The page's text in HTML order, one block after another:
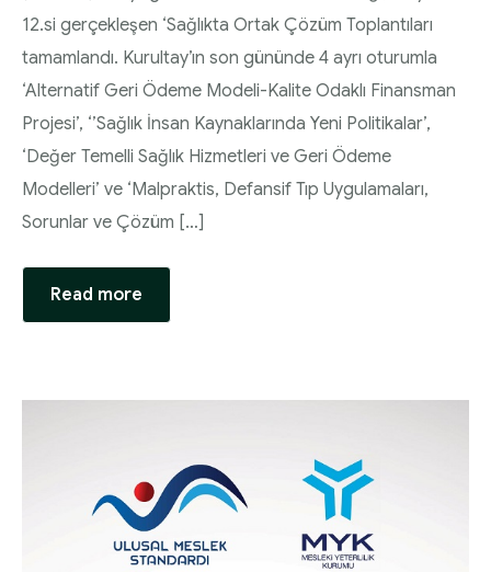
12.si gerçekleşen ‘Sağlıkta Ortak Çözüm Toplantıları
tamamlandı. Kurultay’ın son gününde 4 ayrı oturumla
‘Alternatif Geri Ödeme Modeli-Kalite Odaklı Finansman
Projesi’, ‘’Sağlık İnsan Kaynaklarında Yeni Politikalar’,
‘Değer Temelli Sağlık Hizmetleri ve Geri Ödeme
Modelleri’ ve ‘Malpraktis, Defansif Tıp Uygulamaları,
Sorunlar ve Çözüm […]
Read more